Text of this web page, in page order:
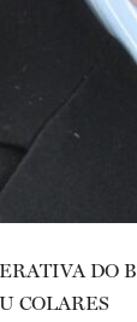
DO
COLARES